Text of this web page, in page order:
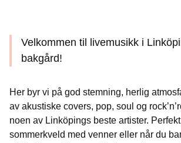
Velkommen til livemusikk i
bakgård!
Her byr vi på god stemning, herlig
av akustiske covers, pop, soul og
noen av Linköpings beste artister.
sommerkveld med venner eller når du